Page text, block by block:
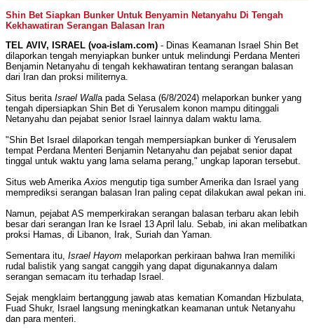
Shin Bet Siapkan Bunker Untuk Benyamin Netanyahu Di Tengah
Kekhawatiran Serangan Balasan Iran
TEL AVIV, ISRAEL (voa-islam.com) - Dinas Keamanan Israel Shin Bet
dilaporkan tengah menyiapkan bunker untuk melindungi Perdana Menteri
Benjamin Netanyahu di tengah kekhawatiran tentang serangan balasan
dari Iran dan proksi militernya.
Situs beritaIsrael Walla pada Selasa (6/8/2024) melaporkan bunker yang
tengah dipersiapkan Shin Bet di Yerusalem konon mampu ditinggali
Netanyahu dan pejabat senior Israel lainnya dalam waktu lama.
"Shin Bet Israel dilaporkan tengah mempersiapkan bunker di Yerusalem
tempat Perdana Menteri Benjamin Netanyahu dan pejabat senior dapat
tinggal untuk waktu yang lama selama perang," ungkap laporan tersebut.
Situs web AmerikaAxios mengutip tiga sumber Amerika dan Israel yang
memprediksi serangan balasan Iran paling cepat dilakukan awal pekan ini.
Namun, pejabat AS memperkirakan serangan balasan terbaru akan lebih
besar dari serangan Iran ke Israel 13 April lalu. Sebab, ini akan melibatkan
proksi Hamas, di Libanon, Irak, Suriah dan Yaman.
Sementara itu, Israel Hayom melaporkan perkiraan bahwa Iran memiliki
rudal balistik yang sangat canggih yang dapat digunakannya dalam
serangan semacam itu terhadap Israel.
Sejak mengklaim bertanggung jawab atas kematian Komandan Hizbulata,
Fuad Shukr, Israel langsung meningkatkan keamanan untuk Netanyahu
dan para menteri.